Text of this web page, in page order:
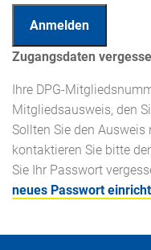
Zugangsdaten
Ihre DPG-
Mitgliedsausweis, den
Sollten Sie den
kontaktieren Sie bitte
Sie Ihr Passwort
neues Passwort